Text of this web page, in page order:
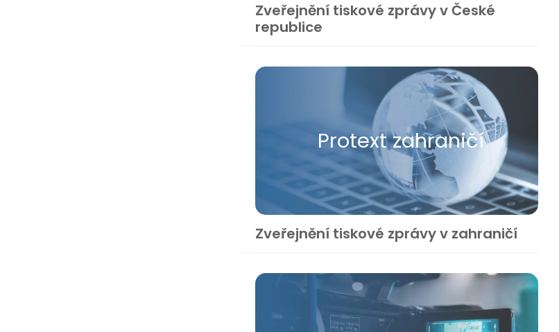
Zveřejnění tiskové zprávy v České
republice
Protext zahraničí
Zveřejnění tiskové zprávy v zahraničí